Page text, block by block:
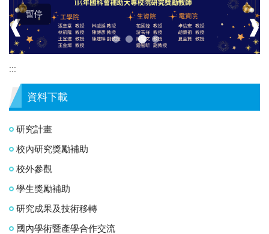
暫停
❰ ❱
:::
資料下載
研究計畫
校內研究獎勵補助
校外參觀
學生獎勵補助
研究成果及技術移轉
國內學術暨產學合作交流